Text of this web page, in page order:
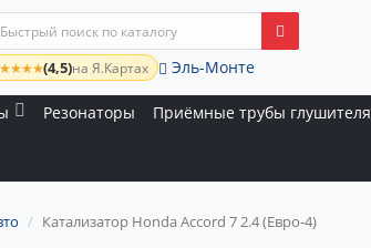
(4,5)на Я.Картах Эль-Монте
Резонаторы Приёмные трубы глушителя
Катализатор Honda Accord 7 2.4 (Евро-4)